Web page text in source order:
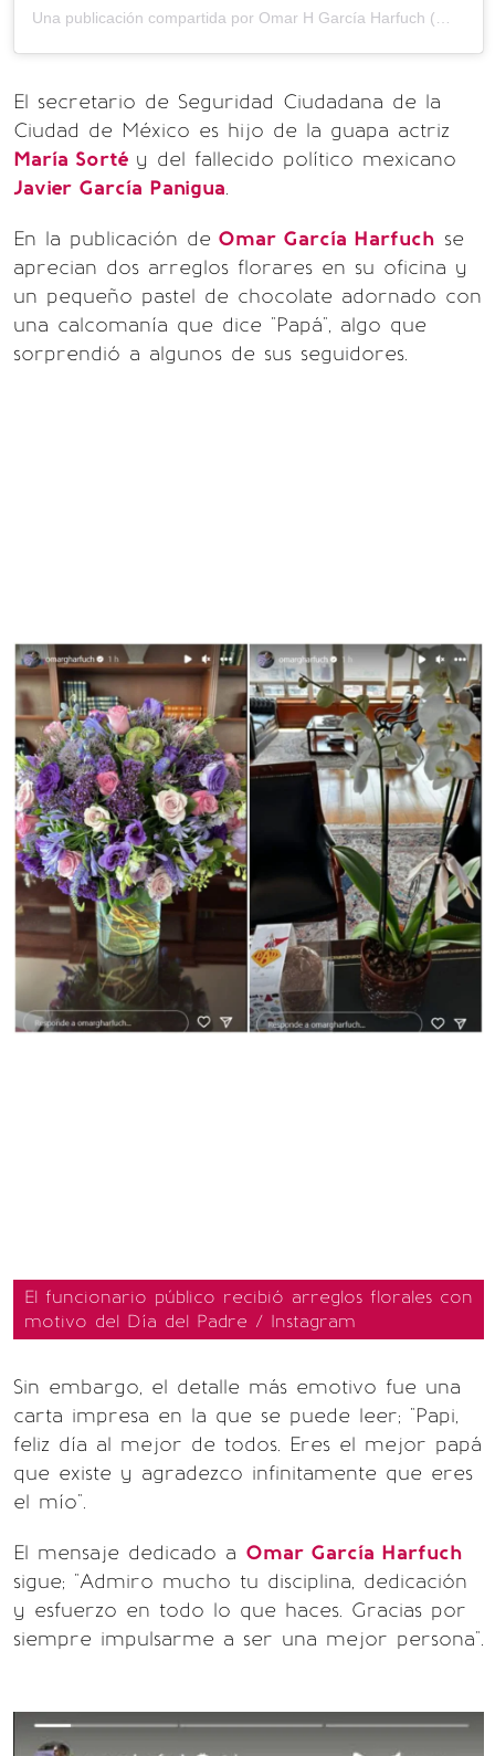
Una publicación compartida por Omar H García Harfuch (@omargharfuch)
El secretario de Seguridad Ciudadana de la
Ciudad de México es hijo de la guapa actriz
María Sorté y del fallecido político mexicano
Javier García Panigua.
En la publicación de Omar García Harfuch se
aprecian dos arreglos florares en su oficina y
un pequeño pastel de chocolate adornado con
una calcomanía que dice "Papá", algo que
sorprendió a algunos de sus seguidores.
El funcionario público recibió arreglos florales con
motivo del Día del Padre / Instagram
Sin embargo, el detalle más emotivo fue una
carta impresa en la que se puede leer; "Papi,
feliz día al mejor de todos. Eres el mejor papá
que existe y agradezco infinitamente que eres
el mío".
El mensaje dedicado a Omar García Harfuch
sigue; "Admiro mucho tu disciplina, dedicación
y esfuerzo en todo lo que haces. Gracias por
siempre impulsarme a ser una mejor persona".